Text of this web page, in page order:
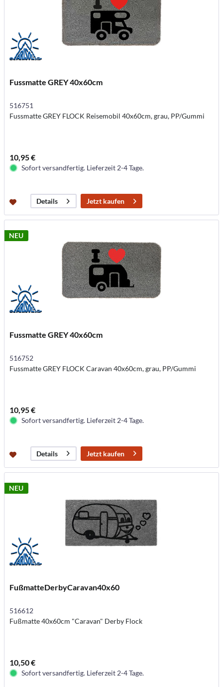
Fussmatte GREY 40x60cm
516751
Fussmatte GREY FLOCK Reisemobil 40x60cm, grau, PP/Gummi
10,95 €
Sofort versandfertig. Lieferzeit 2-4 Tage.
Details Jetzt kaufen
NEU
Fussmatte GREY 40x60cm
516752
Fussmatte GREY FLOCK Caravan 40x60cm, grau, PP/Gummi
10,95 €
Sofort versandfertig. Lieferzeit 2-4 Tage.
Details Jetzt kaufen
NEU
FußmatteDerbyCaravan40x60
516612
Fußmatte 40x60cm "Caravan" Derby Flock
10,50 €
Sofort versandfertig. Lieferzeit 2-4 Tage.